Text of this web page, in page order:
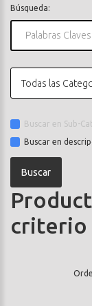
Búsqueda:
Todas las
Buscar en Sub-
Buscar en
criterio